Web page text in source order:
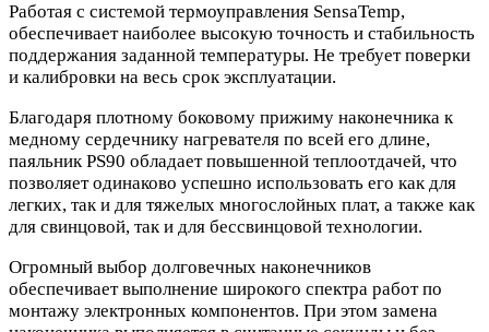
Работая с системой термоуправления SensaTemp,
обеспечивает наиболее высокую точность и стабильность
поддержания заданной температуры. Не требует поверки
и калибровки на весь срок эксплуатации.
Благодаря плотному боковому прижиму наконечника к
медному сердечнику нагревателя по всей его длине,
паяльник PS90 обладает повышенной теплоотдачей, что
позволяет одинаково успешно использовать его как для
легких, так и для тяжелых многослойных плат, а также как
для свинцовой, так и для бессвинцовой технологии.
Огромный выбор долговечных наконечников
обеспечивает выполнение широкого спектра работ по
монтажу электронных компонентов. При этом замена